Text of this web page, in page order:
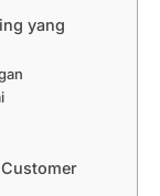
yang